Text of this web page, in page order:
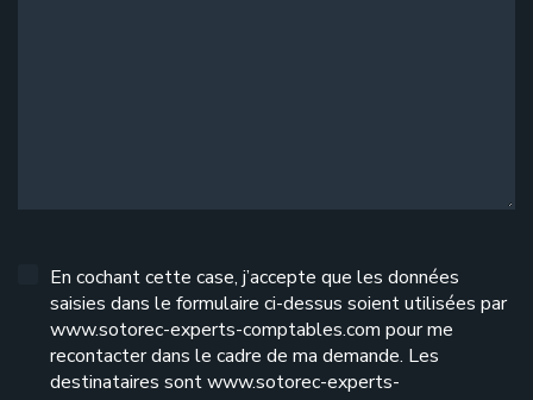
En cochant cette case, j’accepte que les données
saisies dans le formulaire ci-dessus soient utilisées par
www.sotorec-experts-comptables.com pour me
recontacter dans le cadre de ma demande. Les
destinataires sont www.sotorec-experts-